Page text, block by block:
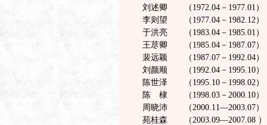
刘述卿 （1972.04－1977.01）
李则望 （1977.04－1982.12）
于洪亮 （1983.04－1985.01）
王荩卿 （1985.04－1987.07）
裴远颖 （1987.07－1992.04）
刘颜顺 （1992.04－1995.10）
陈世泽 （1995.10－1998.02）
陈 棣 （1998.03－2000.10）
周晓沛 （2000.11—2003.07）
苑桂森 （2003.09—2007.08 ）